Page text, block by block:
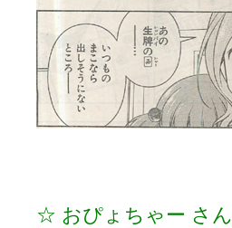
☆ おぴょちゃー さん